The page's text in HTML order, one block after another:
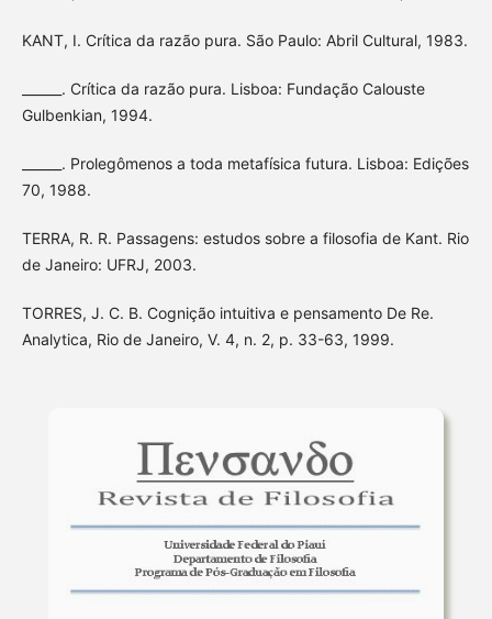
KANT, I. Crítica da razão pura. São Paulo: Abril Cultural, 1983.
______. Crítica da razão pura. Lisboa: Fundação Calouste
Gulbenkian, 1994.
______. Prolegômenos a toda metafísica futura. Lisboa: Edições
70, 1988.
TERRA, R. R. Passagens: estudos sobre a filosofia de Kant. Rio
de Janeiro: UFRJ, 2003.
TORRES, J. C. B. Cognição intuitiva e pensamento De Re.
Analytica, Rio de Janeiro, V. 4, n. 2, p. 33-63, 1999.